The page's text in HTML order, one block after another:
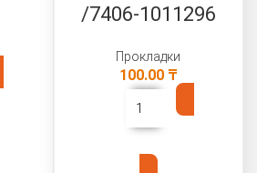
/7406-1011296
Прокладки
100.00 ₸